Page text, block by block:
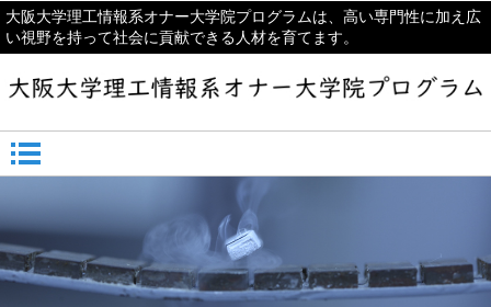
大阪大学理工情報系オナー大学院プログラムは、高い専門性に加え広
い視野を持って社会に貢献できる人材を育てます。